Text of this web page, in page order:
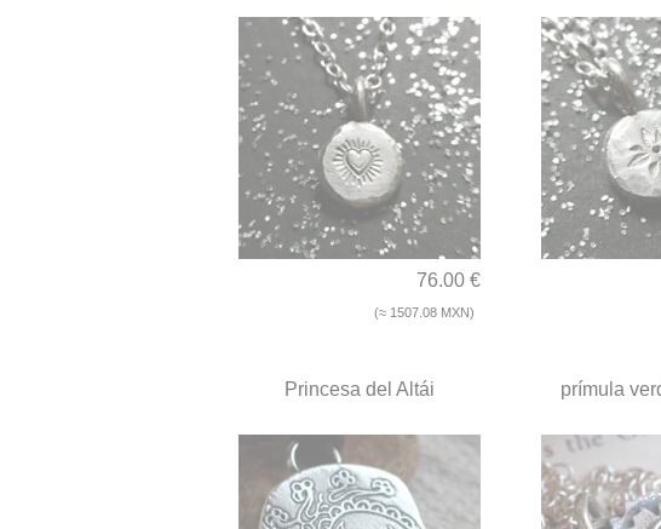
76.00 €
(≈ 1507.08 MXN)
Princesa del Altái prímula